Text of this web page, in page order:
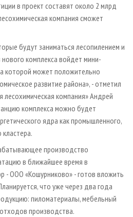
в проект составят около 2 млрд
компания сможет
будут заниматься лесопилением и
комплекса войдет мини-
которой может положительно
развитие района», - отметил
компания» Андрей
комплекса можно будет
ядра как промышленного,
кластера.
производство
в ближайшее время в
- ООО «Кошурниково» - готов вложить
что уже через два года
пиломатериалы, мебельный
производства.